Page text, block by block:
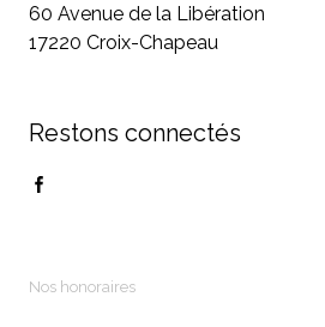
60 Avenue de la Libération
17220 Croix-Chapeau
Restons connectés
Nos honoraires